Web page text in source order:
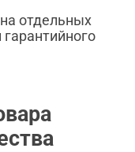
отдельных
гарантийного